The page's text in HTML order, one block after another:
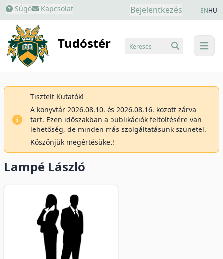
Súgó Kapcsolat Bejelentkezés ENHU
Tudóstér menu
Keresés
Tisztelt Kutatók!
A könyvtár 2026.08.10. és 2026.08.16. között zárva
tart. Ezen időszakban a publikációk feltöltésére van
lehetőség, de minden más szolgáltatásunk szünetel.
Köszönjük megértésüket!
Lampé László